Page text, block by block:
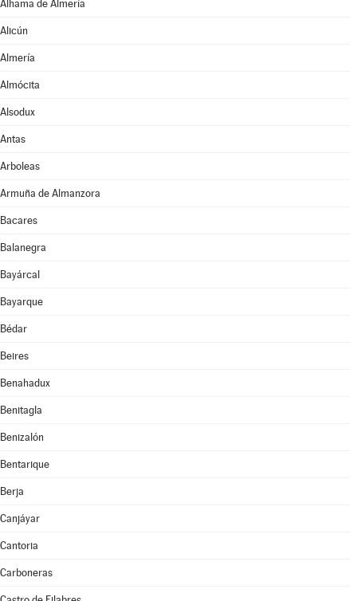
Alhama de Almería
Alicún
Almería
Almócita
Alsodux
Antas
Arboleas
Armuña de Almanzora
Bacares
Balanegra
Bayárcal
Bayarque
Bédar
Beires
Benahadux
Benitagla
Benizalón
Bentarique
Berja
Canjáyar
Cantoria
Carboneras